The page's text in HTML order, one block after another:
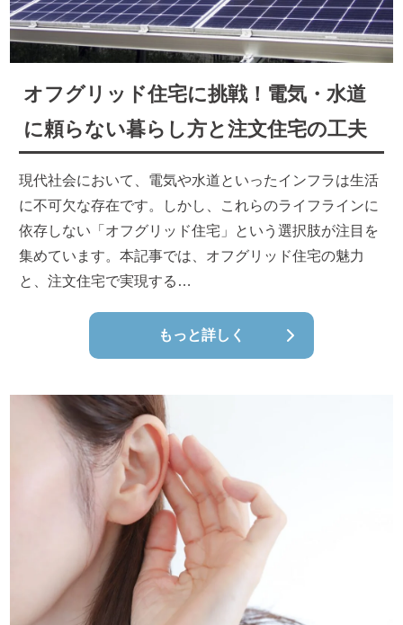
オフグリッド住宅に挑戦！電気・水道
に頼らない暮らし方と注文住宅の工夫
現代社会において、電気や水道といったインフラは生活
に不可欠な存在です。しかし、これらのライフラインに
依存しない「オフグリッド住宅」という選択肢が注目を
集めています。本記事では、オフグリッド住宅の魅力
と、注文住宅で実現する…
もっと詳しく